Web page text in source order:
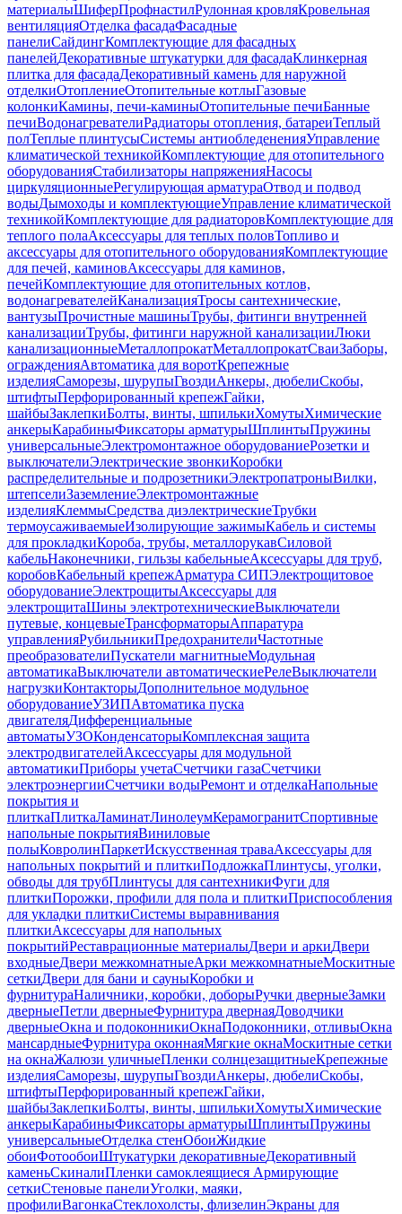
материалыШиферПрофнастилРулонная кровляКровельная
вентиляцияОтделка фасадаФасадные
панелиСайдингКомплектующие для фасадных
панелейДекоративные штукатурки для фасадаКлинкерная
плитка для фасадаДекоративный камень для наружной
отделкиОтоплениеОтопительные котлыГазовые
колонкиКамины, печи-каминыОтопительные печиБанные
печиВодонагревателиРадиаторы отопления, батареиТеплый
полТеплые плинтусыСистемы антиобледененияУправление
климатической техникойКомплектующие для отопительного
оборудованияСтабилизаторы напряженияНасосы
циркуляционныеРегулирующая арматураОтвод и подвод
водыДымоходы и комплектующиеУправление климатической
техникойКомплектующие для радиаторовКомплектующие для
теплого полаАксессуары для теплых половТопливо и
аксессуары для отопительного оборудованияКомплектующие
для печей, каминовАксессуары для каминов,
печейКомплектующие для отопительных котлов,
водонагревателейКанализацияТросы сантехнические,
вантузыПрочистные машиныТрубы, фитинги внутренней
канализацииТрубы, фитинги наружной канализацииЛюки
канализационныеМеталлопрокатМеталлопрокатСваиЗаборы,
огражденияАвтоматика для воротКрепежные
изделияСаморезы, шурупыГвоздиАнкеры, дюбелиСкобы,
штифтыПерфорированный крепежГайки,
шайбыЗаклепкиБолты, винты, шпилькиХомутыХимические
анкерыКарабиныФиксаторы арматурыШплинтыПружины
универсальныеЭлектромонтажное оборудованиеРозетки и
выключателиЭлектрические звонкиКоробки
распределительные и подрозетникиЭлектропатроныВилки,
штепселиЗаземлениеЭлектромонтажные
изделияКлеммыСредства диэлектрическиеТрубки
термоусаживаемыеИзолирующие зажимыКабель и системы
для прокладкиКороба, трубы, металлорукавСиловой
кабельНаконечники, гильзы кабельныеАксессуары для труб,
коробовКабельный крепежАрматура СИПЭлектрощитовое
оборудованиеЭлектрощитыАксессуары для
электрощитаШины электротехническиеВыключатели
путевые, концевыеТрансформаторыАппаратура
управленияРубильникиПредохранителиЧастотные
преобразователиПускатели магнитныеМодульная
автоматикаВыключатели автоматическиеРелеВыключатели
нагрузкиКонтакторыДополнительное модульное
оборудованиеУЗИПАвтоматика пуска
двигателяДифференциальные
автоматыУЗОКонденсаторыКомплексная защита
электродвигателейАксессуары для модульной
автоматикиПриборы учетаСчетчики газаСчетчики
электроэнергииСчетчики водыРемонт и отделкаНапольные
покрытия и
плиткаПлиткаЛаминатЛинолеумКерамогранитСпортивные
напольные покрытияВиниловые
полыКовролинПаркетИскусственная траваАксессуары для
напольных покрытий и плиткиПодложкаПлинтусы, уголки,
обводы для трубПлинтусы для сантехникиФуги для
плиткиПорожки, профили для пола и плиткиПриспособления
для укладки плиткиСистемы выравнивания
плиткиАксессуары для напольных
покрытийРеставрационные материалыДвери и аркиДвери
входныеДвери межкомнатныеАрки межкомнатныеМоскитные
сеткиДвери для бани и сауныКоробки и
фурнитураНаличники, коробки, доборыРучки дверныеЗамки
дверныеПетли дверныеФурнитура двернаяДоводчики
дверныеОкна и подоконникиОкнаПодоконники, отливыОкна
мансардныеФурнитура оконнаяМягкие окнаМоскитные сетки
на окнаЖалюзи уличныеПленки солнцезащитныеКрепежные
изделияСаморезы, шурупыГвоздиАнкеры, дюбелиСкобы,
штифтыПерфорированный крепежГайки,
шайбыЗаклепкиБолты, винты, шпилькиХомутыХимические
анкерыКарабиныФиксаторы арматурыШплинтыПружины
универсальныеОтделка стенОбоиЖидкие
обоиФотообоиШтукатурки декоративныеДекоративный
каменьСкиналиПленки самоклеящиеся Армирующие
сеткиСтеновые панелиУголки, маяки,
профилиВагонкаСтеклохолсты, флизелинЭкраны для